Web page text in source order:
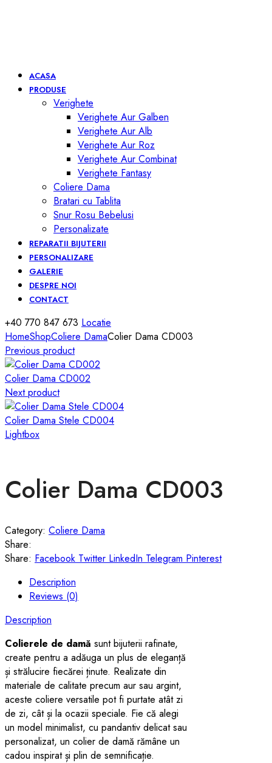
ACASA
PRODUSE
Verighete
Verighete Aur Galben
Verighete Aur Alb
Verighete Aur Roz
Verighete Aur Combinat
Verighete Fantasy
Coliere Dama
Bratari cu Tablita
Snur Rosu Bebelusi
Personalizate
REPARATII BIJUTERII
PERSONALIZARE
GALERIE
DESPRE NOI
CONTACT
+40 770 847 673 Locatie
HomeShopColiere DamaColier Dama CD003
Previous product
Colier Dama CD002
Next product
Colier Dama Stele CD004
Lightbox
Colier Dama CD003
Category: Coliere Dama
Share:
Share: Facebook Twitter LinkedIn Telegram Pinterest
Description
Reviews (0)
Description
Colierele de damă sunt bijuterii rafinate,
create pentru a adăuga un plus de eleganță
și strălucire fiecărei ținute. Realizate din
materiale de calitate precum aur sau argint,
aceste coliere versatile pot fi purtate atât zi
de zi, cât și la ocazii speciale. Fie că alegi
un model minimalist, cu pandantiv delicat sau
personalizat, un colier de damă rămâne un
cadou inspirat și plin de semnificație.